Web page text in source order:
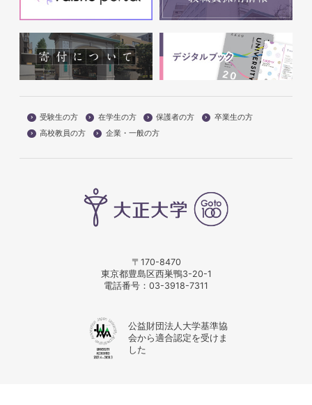
受験生の方 在学生の方 保護者の方
卒業生の方
高校教員の方
企業・一般の方
〒170-8470
東京都豊島区西巣鴨3-20-1
電話番号： 03-3918-7311
公益財団法人大学基準協
会から適合認定を受けま
した